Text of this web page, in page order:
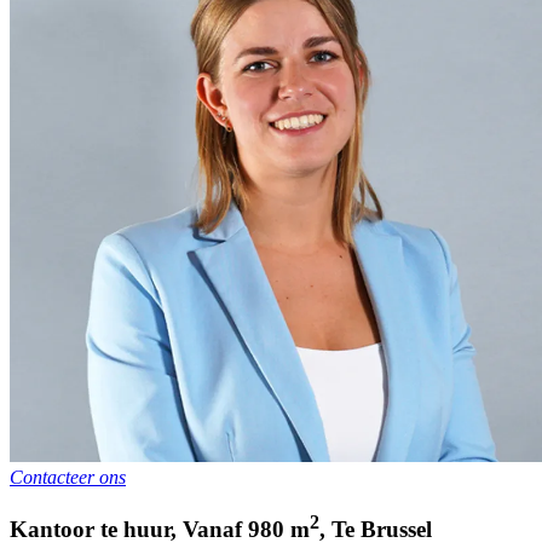
Contacteer ons
Kantoor te huur, Vanaf 980 m2, Te Brussel